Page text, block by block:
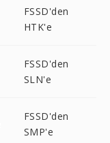
FSSD'den
HTK'e
FSSD'den
SLN'e
FSSD'den
SMP'e